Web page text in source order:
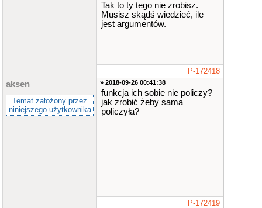
Tak to ty tego nie zrobisz.
Musisz skądś wiedzieć, ile
jest argumentów.
P-172418
aksen
Temat założony przez
niniejszego użytkownika
» 2018-09-26 00:41:38
funkcja ich sobie nie policzy?
jak zrobić żeby sama
policzyła?
P-172419